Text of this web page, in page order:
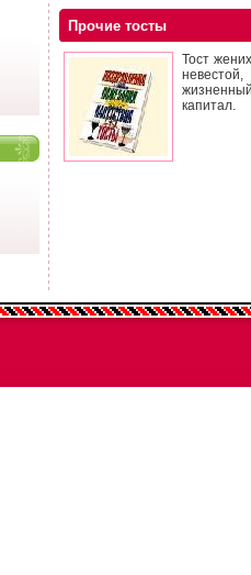
Прочие тосты
Тост
капитал.